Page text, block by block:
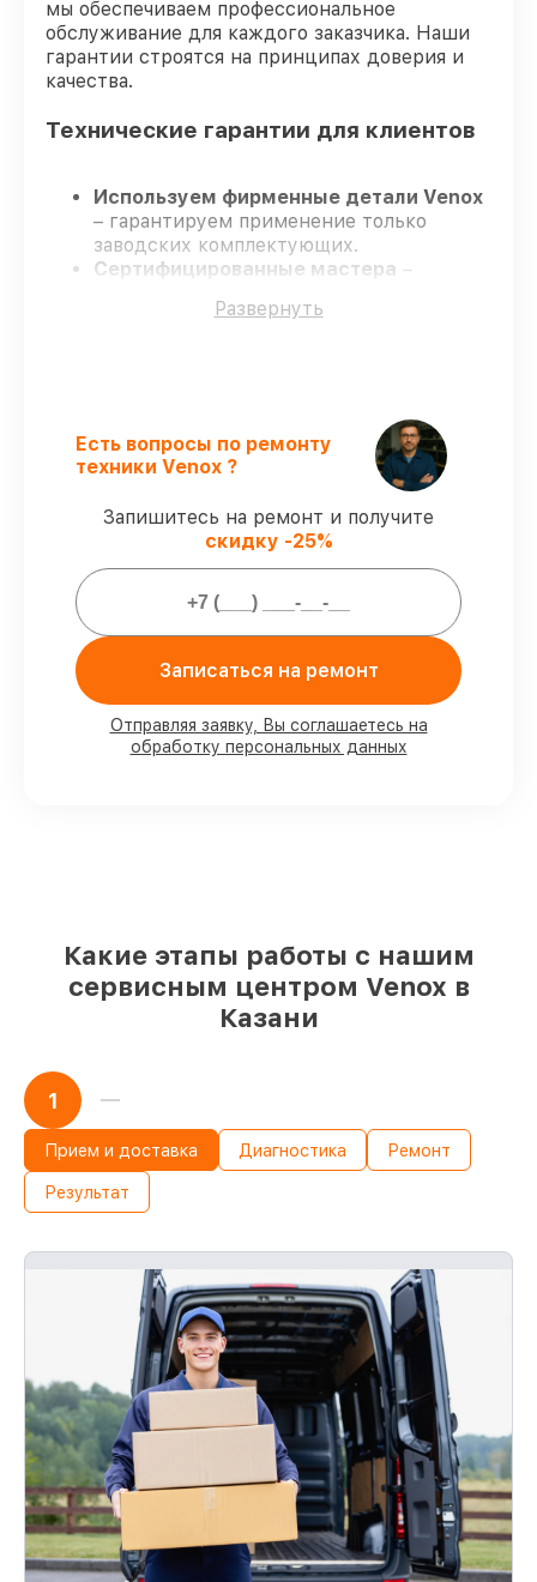
мы обеспечиваем профессиональное
обслуживание для каждого заказчика. Наши
гарантии строятся на принципах доверия и
качества.
Технические гарантии для клиентов
Используем фирменные детали Venox
– гарантируем применение только
заводских комплектующих.
Сертифицированные мастера –
обеспечивает надёжную работу
Поддержка после ремонта
– все
работы и запчасти защищены
гарантийной поддержкой до 3 лет.
Мы гарантируем:
заказов выполняем в присутствии
клиента
комплектующих Venox имеются на
складе в Казани, остальные доступны
для срочного заказа
Фирменные детали Venox и
Развернуть
Есть вопросы по ремонту
техники Venox ?
Запишитесь на ремонт и получите
скидку -25%
Записаться на ремонт
Отправляя заявку, Вы соглашаетесь на
обработку персональных данных
Какие этапы работы с нашим
сервисным центром Venox в
Казани
1
Прием и доставка Диагностика Ремонт
Результат